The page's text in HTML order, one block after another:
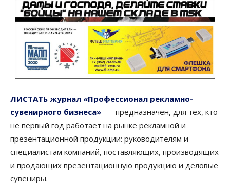
ЛИСТАТЬ журнал «Профессионал рекламно-
сувенирного бизнеса» — предназначен, для тех, кто
не первый год работает на рынке рекламной и
презентационной продукции: руководителям и
специалистам компаний, поставляющих, производящих
и продающих презентационную продукцию и деловые
сувениры.